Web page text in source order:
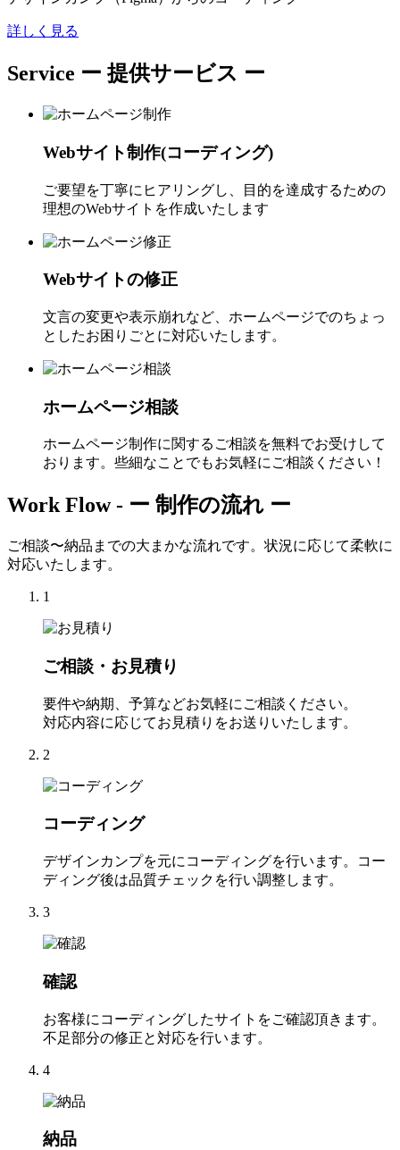
詳しく見る
Service ー 提供サービス ー
Webサイト制作(コーディング)
ご要望を丁寧にヒアリングし、目的を達成するための
理想のWebサイトを作成いたします
Webサイトの修正
文言の変更や表示崩れなど、ホームページでのちょっ
としたお困りごとに対応いたします。
ホームページ相談
ホームページ制作に関するご相談を無料でお受けして
おります。些細なことでもお気軽にご相談ください！
Work Flow - ー 制作の流れ ー
ご相談〜納品までの大まかな流れです。状況に応じて柔軟に
対応いたします。
1
ご相談・お見積り
要件や納期、予算などお気軽にご相談ください。
対応内容に応じてお見積りをお送りいたします。
2
コーディング
デザインカンプを元にコーディングを行います。コー
ディング後は品質チェックを行い調整します。
3
確認
お客様にコーディングしたサイトをご確認頂きます。
不足部分の修正と対応を行います。
4
納品